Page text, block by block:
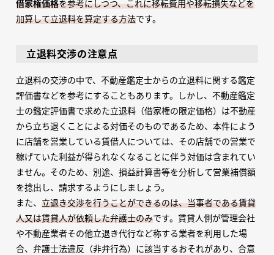
借家権価格を参考にしつつ、これに移転費用や移転損失などを
加算して立退料を算定する方法です。
立退料交渉の注意点
立退料の交渉の中で、不動産鑑定士からの立退料に関する鑑定
評価書などを参考にすることもあります。しかし、不動産鑑定
士の鑑定評価書で求めた立退料（借家権の限定価格）は不動産
から立ち退くことによる対価そのものであるため、本件によう
に店舗を営業している賃借人については、その店舗での営業で
稼げていた利益が得られなくなることに伴う対価は含まれてい
ません。そのため、別途、損益計算書等を分析して営業補償額
を捻出し、請求するようにしましょう。
また、 立退き交渉を行うことができるのは、当事者である賃貸
人又は賃貸人が依頼した弁護士のみです。賃貸人側が管理会社
や不動産業者その他立退き代行など称する業者を利用した場
合、弁護士法違反（非弁行為）に該当するおそれがあり、合意